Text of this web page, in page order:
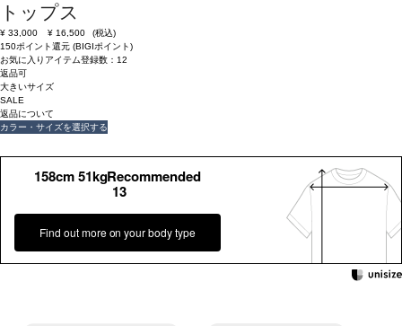
トップス
¥ 33,000 ¥ 16,500
(税込)
150ポイント還元 (BIGIポイント)
お気に入りアイテム登録数： 12
返品可
大きいサイズ
SALE
返品について
カラー・サイズを選択する
158cm 51kgRecommended
13
Find out more on your body type